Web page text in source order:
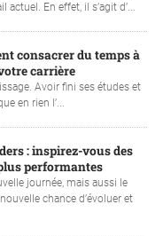
En effet, il s’agit d’...
consacrer du temps à
carrière
Avoir fini ses études et
en rien l’...
: inspirez-vous des
performantes
journée, mais aussi le
chance d’évoluer et